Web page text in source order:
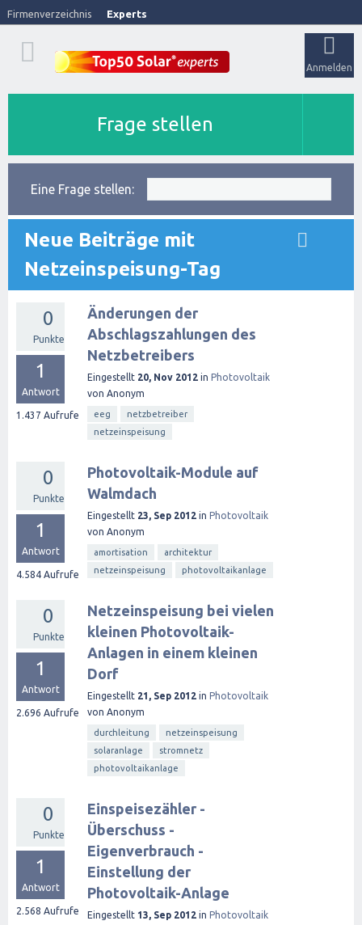
Firmenverzeichnis Experts
Anmelden
Frage stellen
Eine Frage stellen:
Neue Beiträge mit
Netzeinspeisung-Tag
0
Punkte
1
Antwort
1.437 Aufrufe
Änderungen der
Abschlagszahlungen des
Netzbetreibers
Eingestellt 20, Nov 2012 in Photovoltaik
von Anonym
eeg
netzbetreiber
netzeinspeisung
0
Punkte
1
Antwort
4.584 Aufrufe
Photovoltaik-Module auf
Walmdach
Eingestellt 23, Sep 2012 in Photovoltaik
von Anonym
amortisation
architektur
netzeinspeisung
photovoltaikanlage
0
Punkte
1
Antwort
2.696 Aufrufe
Netzeinspeisung bei vielen
kleinen Photovoltaik-
Anlagen in einem kleinen
Dorf
Eingestellt 21, Sep 2012 in Photovoltaik
von Anonym
durchleitung
netzeinspeisung
solaranlage
stromnetz
photovoltaikanlage
0
Punkte
1
Antwort
2.568 Aufrufe
Einspeisezähler -
Überschuss -
Eigenverbrauch -
Einstellung der
Photovoltaik-Anlage
Eingestellt 13, Sep 2012 in Photovoltaik